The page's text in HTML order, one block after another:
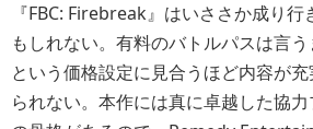
『FBC: Firebreak』はいささか成り
もしれない。有料のバトルパスは言
という価格設定に見合うほど内容が
られない。本作には真に卓越した協